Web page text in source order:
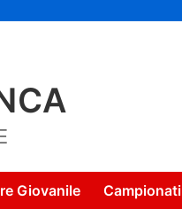
Giovanile Campionati